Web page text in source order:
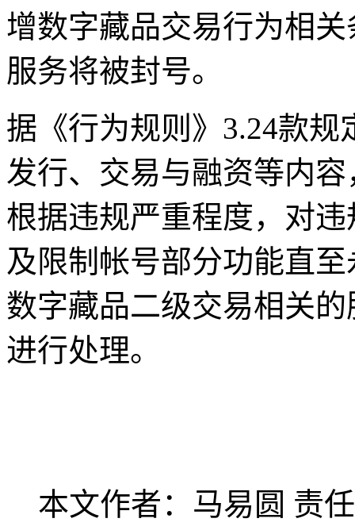
增数字藏品交易行为相
服务将被封号。
据《行为规则》3.24款
发行、交易与融资等内
根据违规严重程度，对
及限制帐号部分功能直
数字藏品二级交易相关
进行处理。
本文作者：马易圆 责